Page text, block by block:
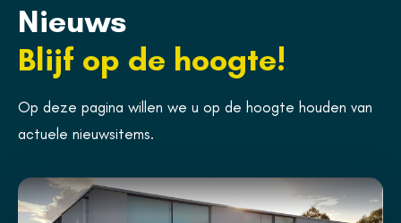
Nieuws
Blijf op de hoogte!
Op deze pagina willen we u op de hoogte houden van
actuele nieuwsitems.